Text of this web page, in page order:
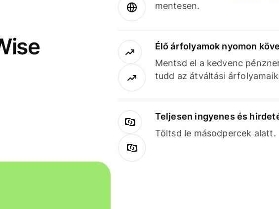
mentesen.
Élő árfolyamok nyomon
Mentsd el a kedvenc
tudd az átváltási
Teljesen ingyenes és
Töltsd le másodpercek alatt.